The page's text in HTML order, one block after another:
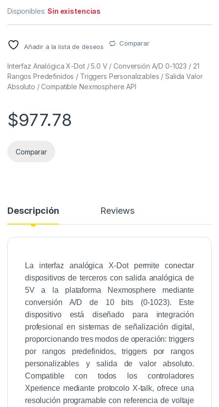
Disponibles:Sin existencias
Añadir a la lista de deseos Comparar
Interfaz Analógica X-Dot / 5.0 V / Conversión A/D 0-1023 / 21
Rangos Predefinidos / Triggers Personalizables / Salida Valor
Absoluto / Compatible Nexmosphere API
$977.78
Comparar
Descripción Reviews
La interfaz analógica X-Dot permite conectar
dispositivos de terceros con salida analógica de
5V a la plataforma Nexmosphere mediante
conversión A/D de 10 bits (0-1023). Este
dispositivo está diseñado para integración
profesional en sistemas de señalización digital,
proporcionando tres modos de operación: triggers
por rangos predefinidos, triggers por rangos
personalizables y salida de valor absoluto.
Compatible con todos los controladores
Xperience mediante protocolo X-talk, ofrece una
resolución programable con referencia de voltaje